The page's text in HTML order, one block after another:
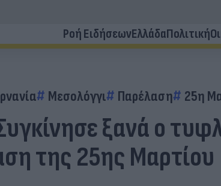
Ροή ΕιδήσεωνΕλλάδαΠολιτική
Μεσολόγγι Παρέλαση 25η
ξανά ο
της 25ης Μαρτίου